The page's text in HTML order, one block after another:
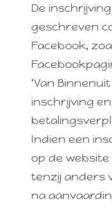
De
geschreven
Facebook,
‘Van
inschrijving
Indien een
op de website
tenzij anders
na